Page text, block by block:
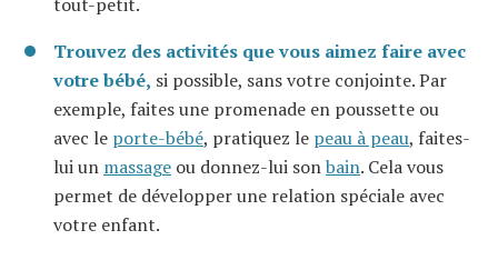
Trouvez des activités que vous aimez faire avec
votre bébé, si possible, sans votre conjointe. Par
exemple, faites une promenade en poussette ou
avec le porte-bébé, pratiquez le peau à peau, faites-
lui un massage ou donnez-lui sonbain. Cela vous
permet de développer une relation spéciale avec
votre enfant.